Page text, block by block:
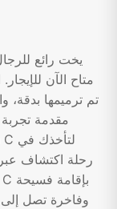
متاح الآن
مقدمة
رحلة اكتشاف